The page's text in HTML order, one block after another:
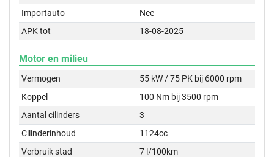
Importauto
Nee
APK tot
18-08-2025
Motor en milieu
Vermogen
55 kW / 75 PK bij 6000 rpm
Koppel
100 Nm bij 3500 rpm
Aantal cilinders
3
Cilinderinhoud
1124cc
Verbruik stad
7 l/100km